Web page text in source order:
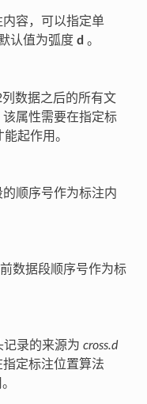
容，可以指定单
认值为弧度 d 。
数据之后的所有文
属性需要在指定标
起作用。
顺序号作为标注内
数据段顺序号作为标
录的来源为 cross.d
定标注位置算法